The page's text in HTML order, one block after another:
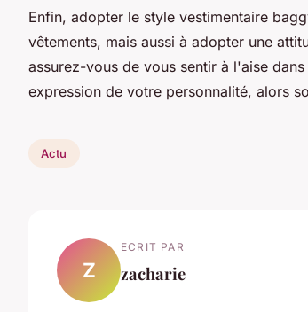
Enfin, adopter le style vestimentaire
vêtements, mais aussi à adopter une
assurez-vous de vous sentir à l'aise
expression de votre personnalité, alors
Actu
Z
ECRIT PAR
zacharie